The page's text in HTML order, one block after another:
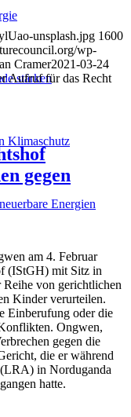
stärken
Klimaschutz
Energien
unsplash.jpg 1600
wp-
Cramer2021-03-24
Aufruf für das Recht
gegen
am 4. Februar
(IStGH) mit Sitz in
Reihe von gerichtlichen
Kinder verurteilen.
Einberufung oder die
Ongwen,
gegen die
die er während
in Norduganda
hatte.